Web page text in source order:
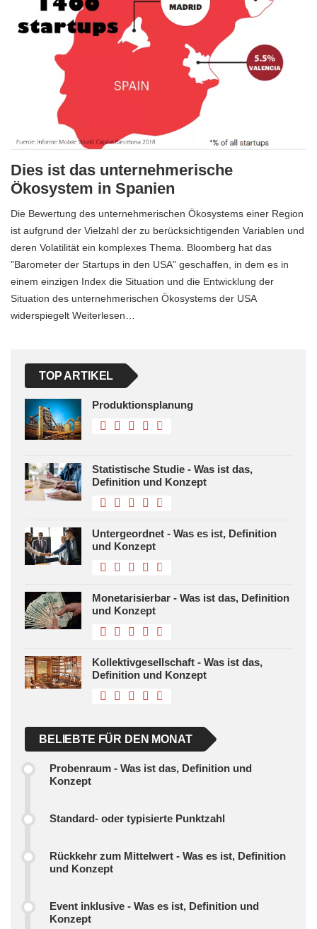
Dies ist das unternehmerische
Ökosystem in Spanien
Die Bewertung des unternehmerischen Ökosystems einer Region
ist aufgrund der Vielzahl der zu berücksichtigenden Variablen und
deren Volatilität ein komplexes Thema. Bloomberg hat das
"Barometer der Startups in den USA" geschaffen, in dem es in
einem einzigen Index die Situation und die Entwicklung der
Situation des unternehmerischen Ökosystems der USA
widerspiegelt Weiterlesen…
TOP ARTIKEL
Produktionsplanung
Statistische Studie - Was ist das,
Definition und Konzept
Untergeordnet - Was es ist, Definition
und Konzept
Monetarisierbar - Was ist das, Definition
und Konzept
Kollektivgesellschaft - Was ist das,
Definition und Konzept
BELIEBTE FÜR DEN MONAT
Probenraum - Was ist das, Definition und
Konzept
Standard- oder typisierte Punktzahl
Rückkehr zum Mittelwert - Was es ist, Definition
und Konzept
Event inklusive - Was es ist, Definition und
Konzept